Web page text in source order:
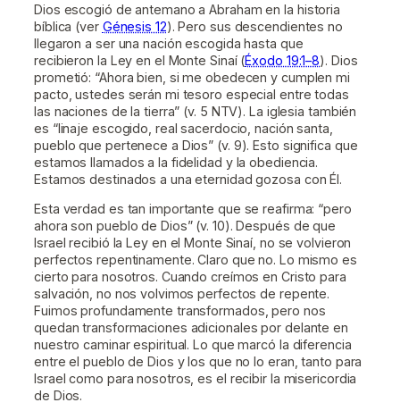
Dios escogió de antemano a Abraham en la historia
bíblica (ver Génesis 12). Pero sus descendientes no
llegaron a ser una nación escogida hasta que
recibieron la Ley en el Monte Sinaí (Éxodo 19:1–8). Dios
prometió: “Ahora bien, si me obedecen y cumplen mi
pacto, ustedes serán mi tesoro especial entre todas
las naciones de la tierra” (v. 5 NTV). La iglesia también
es “linaje escogido, real sacerdocio, nación santa,
pueblo que pertenece a Dios” (v. 9). Esto significa que
estamos llamados a la fidelidad y la obediencia.
Estamos destinados a una eternidad gozosa con Él.
Esta verdad es tan importante que se reafirma: “pero
ahora son pueblo de Dios” (v. 10). Después de que
Israel recibió la Ley en el Monte Sinaí, no se volvieron
perfectos repentinamente. Claro que no. Lo mismo es
cierto para nosotros. Cuando creímos en Cristo para
salvación, no nos volvimos perfectos de repente.
Fuimos profundamente transformados, pero nos
quedan transformaciones adicionales por delante en
nuestro caminar espiritual. Lo que marcó la diferencia
entre el pueblo de Dios y los que no lo eran, tanto para
Israel como para nosotros, es el recibir la misericordia
de Dios.